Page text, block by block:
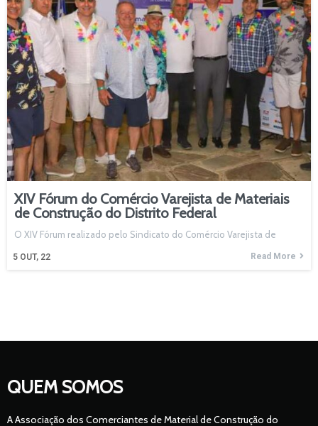
XIV Fórum do Comércio Varejista de Materiais
de Construção do Distrito Federal
5 OUT, 22
O XIV Fórum realizado pelo Sindicato do Comércio Varejista de
Read More
QUEM SOMOS
A Associação dos Comerciantes de Material de Construção do